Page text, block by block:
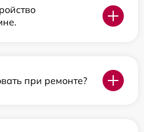
при ремонте?